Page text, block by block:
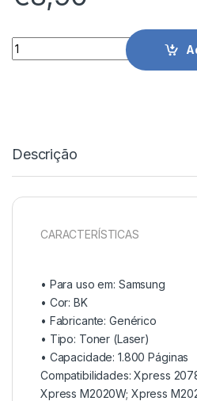
Toner Comp. Samsung ML-111S/
Descrição
CARACTERÍSTICAS
• Para uso em: Samsung
• Cor: BK
• Fabricante:Genérico
• Tipo: Toner (Laser)
• Capacidade:1.800 Páginas
Compatibilidades: Xpress
Xpress M2020W; Xpress